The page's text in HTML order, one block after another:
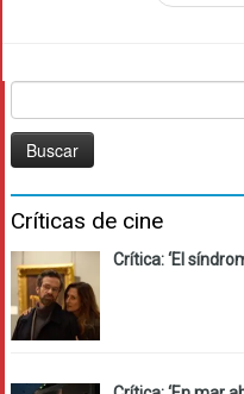
Críticas de cine
Crítica: ‘El